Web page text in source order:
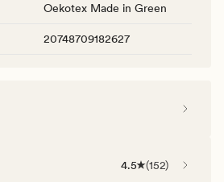
Oekotex Made in Green
20748709182627
4.5 (152)